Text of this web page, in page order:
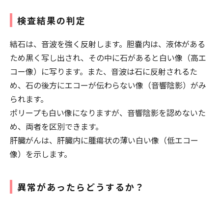
検査結果の判定
結石は、音波を強く反射します。胆嚢内は、液体がある
ため黒く写し出され、その中に石があると白い像（高エ
コー像）に写ります。また、音波は石に反射されるた
め、石の後方にエコーが伝わらない像（音響陰影）がみ
られます。
ポリープも白い像になりますが、音響陰影を認めないた
め、両者を区別できます。
肝臓がんは、肝臓内に腫瘍状の薄い白い像（低エコー
像）を示します。
異常があったらどうするか？